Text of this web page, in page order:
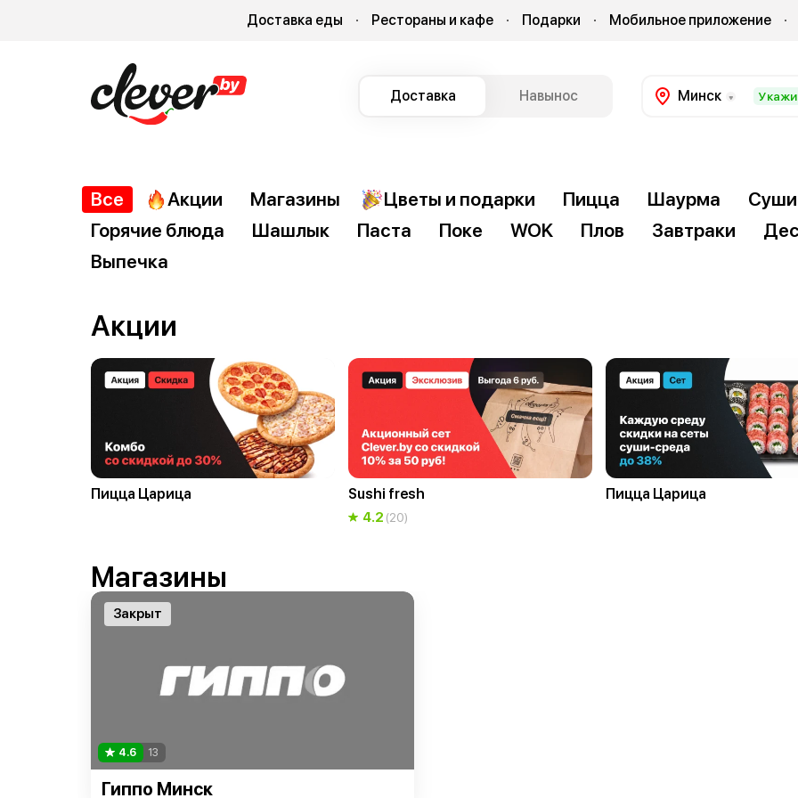
Доставка еды Рестораны и кафе Подарки Мобильное приложение
Доставка Навынос Минск
Все Акции Магазины Цветы и подарки Пицца Шаурма Суши
Горячие блюда
Шашлык Паста Поке WOK Плов Завтраки
Выпечка
Акции
Пицца Царица Sushi fresh
4.2 (20)
Пицца Царица
Магазины
Закрыт
4.6 13
Гиппо Минск